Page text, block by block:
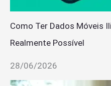
Como Ter Dados Móveis
Realmente Possível
28/06/2026